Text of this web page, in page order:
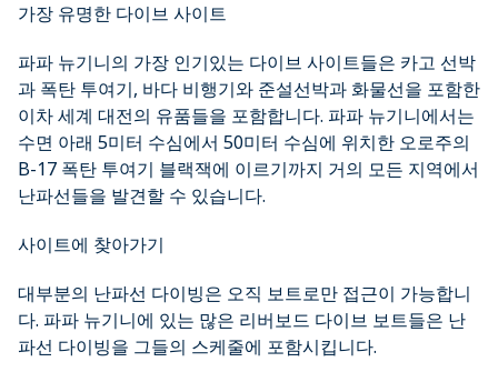
가장 유명한 다이브 사이트
파파 뉴기니의 가장 인기있는 다이브 사이트들은 카고 선박
과 폭탄 투여기, 바다 비행기와 준설선박과 화물선을 포함한
이차 세계 대전의 유품들을 포함합니다. 파파 뉴기니에서는
수면 아래 5미터 수심에서 50미터 수심에 위치한 오로주의
B-17 폭탄 투여기 블랙잭에 이르기까지 거의 모든 지역에서
난파선들을 발견할 수 있습니다.
사이트에 찾아가기
대부분의 난파선 다이빙은 오직 보트로만 접근이 가능합니
다. 파파 뉴기니에 있는 많은 리버보드 다이브 보트들은 난
파선 다이빙을 그들의 스케줄에 포함시킵니다.